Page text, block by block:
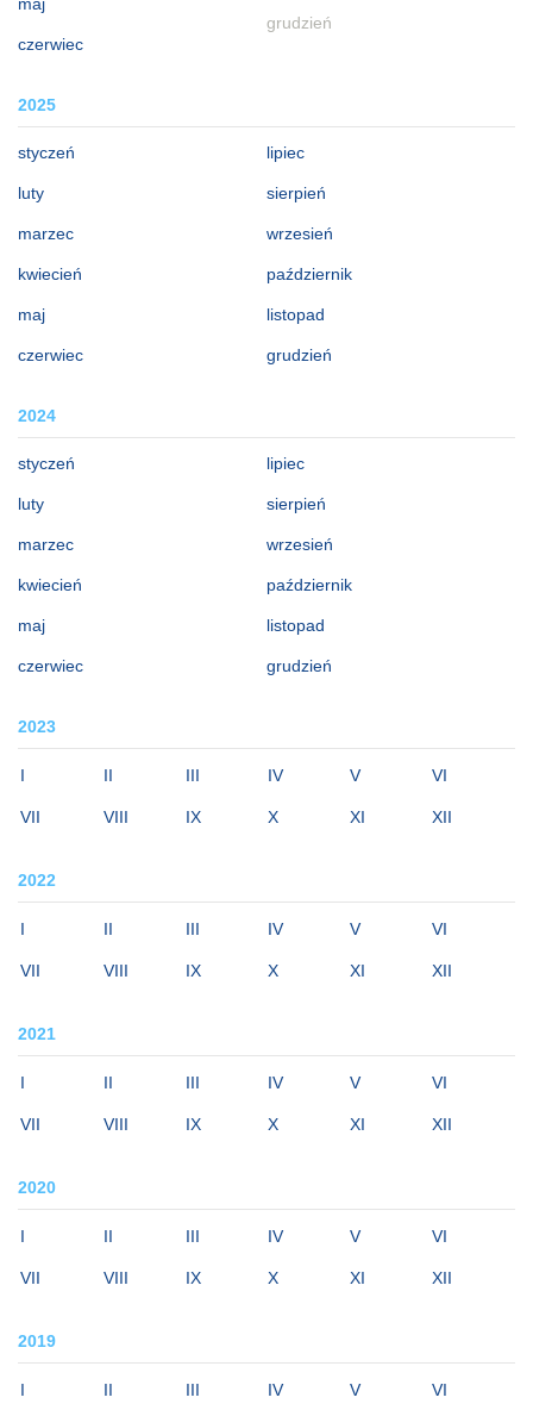
czerwiec
grudzień
2025
styczeń
luty
marzec
kwiecień
maj
czerwiec
lipiec
sierpień
wrzesień
październik
listopad
grudzień
2024
styczeń
luty
marzec
kwiecień
maj
czerwiec
lipiec
sierpień
wrzesień
październik
listopad
grudzień
2023
I II III IV V VI
VII VIII IX X XI XII
2022
I II III IV V VI
VII VIII IX X XI XII
2021
I II III IV V VI
VII VIII IX X XI XII
2020
I II III IV V VI
VII VIII IX X XI XII
2019
I II III IV V VI